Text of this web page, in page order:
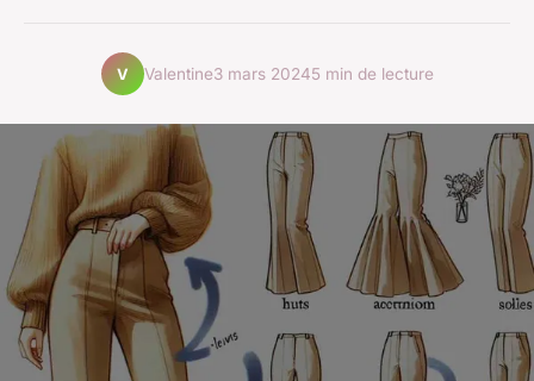
V Valentine3 mars 20245 min de lecture